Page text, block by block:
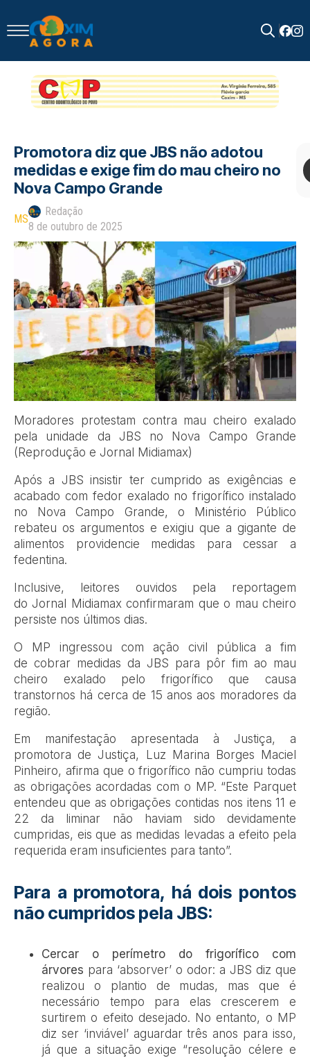
for:
Promotora diz que JBS não adotou
medidas e exige fim do mau cheiro no
Nova Campo Grande
MS
Redação
8 de outubro de 2025
Moradores protestam contra mau cheiro exalado
pela unidade da JBS no Nova Campo Grande
(Reprodução e Jornal Midiamax)
Após a JBS insistir ter cumprido as exigências e
acabado com fedor exalado no frigorífico instalado
no Nova Campo Grande, o Ministério Público
rebateu os argumentos e exigiu que a gigante de
alimentos providencie medidas para cessar a
fedentina.
Inclusive, leitores ouvidos pela reportagem
do Jornal Midiamax confirmaram que o mau cheiro
persiste nos últimos dias.
O MP ingressou com ação civil pública a fim
de cobrar medidas da JBS para pôr fim ao mau
cheiro exalado pelo frigorífico que causa
transtornos há cerca de 15 anos aos moradores da
região.
Em manifestação apresentada à Justiça, a
promotora de Justiça, Luz Marina Borges Maciel
Pinheiro, afirma que o frigorífico não cumpriu todas
as obrigações acordadas com o MP. “Este Parquet
entendeu que as obrigações contidas nos itens 11 e
22 da liminar não haviam sido devidamente
cumpridas, eis que as medidas levadas a efeito pela
requerida eram insuficientes para tanto”.
Para a promotora, há dois pontos
não cumpridos pela JBS:
Cercar o perímetro do frigorífico com
árvores para ‘absorver’ o odor: a JBS diz que
realizou o plantio de mudas, mas que é
necessário tempo para elas crescerem e
surtirem o efeito desejado. No entanto, o MP
diz ser ‘inviável’ aguardar três anos para isso,
já que a situação exige “resolução célere e